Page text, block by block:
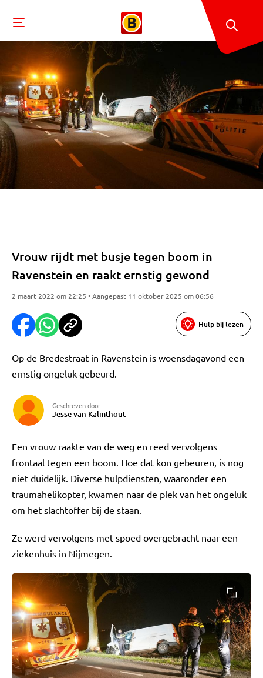
Vrouw rijdt met busje tegen boom in
Ravenstein en raakt ernstig gewond
2 maart 2022 om 22:25 • Aangepast 11 oktober 2025 om 06:56
Hulp bij lezen
Op de Bredestraat in Ravenstein is woensdagavond een
ernstig ongeluk gebeurd.
Geschreven door
Jesse van Kalmthout
Een vrouw raakte van de weg en reed vervolgens
frontaal tegen een boom. Hoe dat kon gebeuren, is nog
niet duidelijk. Diverse hulpdiensten, waaronder een
traumahelikopter, kwamen naar de plek van het ongeluk
om het slachtoffer bij de staan.
Ze werd vervolgens met spoed overgebracht naar een
ziekenhuis in Nijmegen.